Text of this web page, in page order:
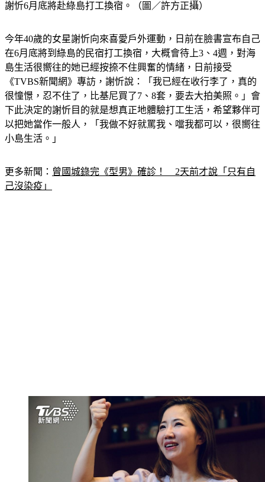
在6月底將到綠島的民宿打工換宿，大概會待上3、4週，對海
島生活很嚮往的她已經按捺不住興奮的情緒，日前接受
《TVBS新聞網》專訪，謝忻說：「我已經在收行李了，真的
很憧憬，忍不住了，比基尼買了7、8套，要去大拍美照。」會
下此決定的謝忻目的就是想真正地體驗打工生活，希望夥伴可
以把她當作一般人，「我做不好就罵我、噹我都可以，很嚮往
小島生活。」
己沒染疫」